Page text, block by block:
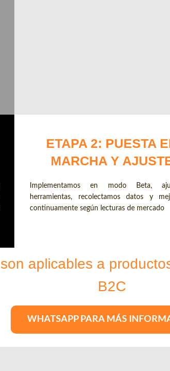
ETAPA 2: PUESTA
MARCHA Y
Implementamos en modo Beta,
herramientas, recolectamos datos y
continuamente según lecturas de mercado
aplicables a
B2C
WHATSAPP PARA MÁS